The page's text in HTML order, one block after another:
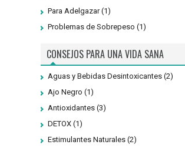
Para Adelgazar (1)
Problemas de Sobrepeso (1)
CONSEJOS PARA UNA VIDA SANA
Aguas y Bebidas Desintoxicantes (2)
Ajo Negro (1)
Antioxidantes (3)
DETOX (1)
Estimulantes Naturales (2)